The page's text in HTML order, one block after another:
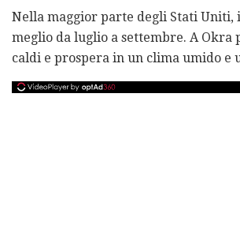
Nella maggior parte degli Stati Uniti,
meglio da luglio a settembre. A Okra
caldi e prospera in un clima umido e